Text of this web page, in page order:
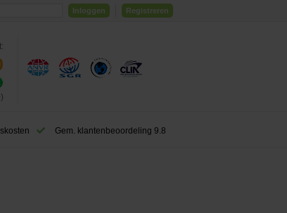
Inloggen Registreren
Gem. klantenbeoordeling 9.8